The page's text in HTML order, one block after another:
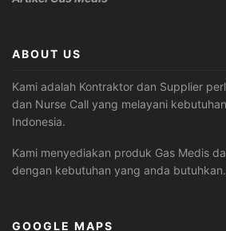
ABOUT US
Kami adalah Kontraktor dan Supplier
dan Nurse Call yang melayani
Indonesia.
Kami menyediakan produk Gas Medis
dengan kebutuhan yang anda butuhkan.
GOOGLE MAPS